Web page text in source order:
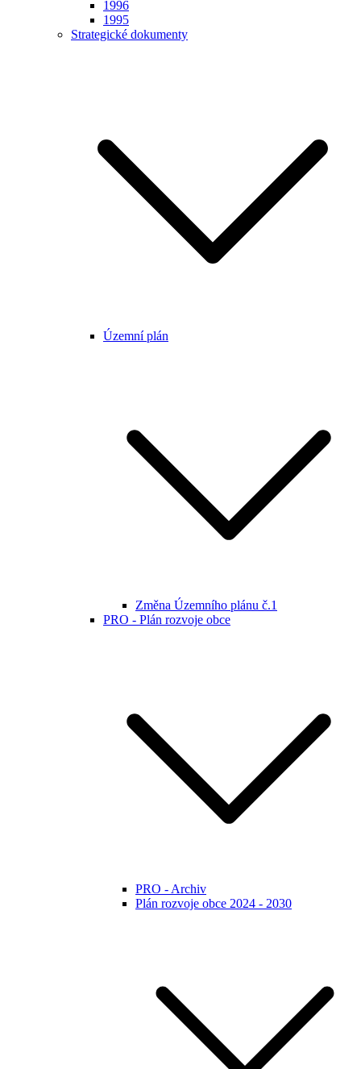
1996
1995
Strategické dokumenty
Územní plán
Změna Územního plánu č.1
PRO - Plán rozvoje obce
PRO - Archiv
Plán rozvoje obce 2024 - 2030